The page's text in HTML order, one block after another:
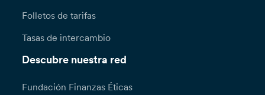
Folletos de tarifas
Tasas de intercambio
Descubre nuestra red
Fundación Finanzas Éticas